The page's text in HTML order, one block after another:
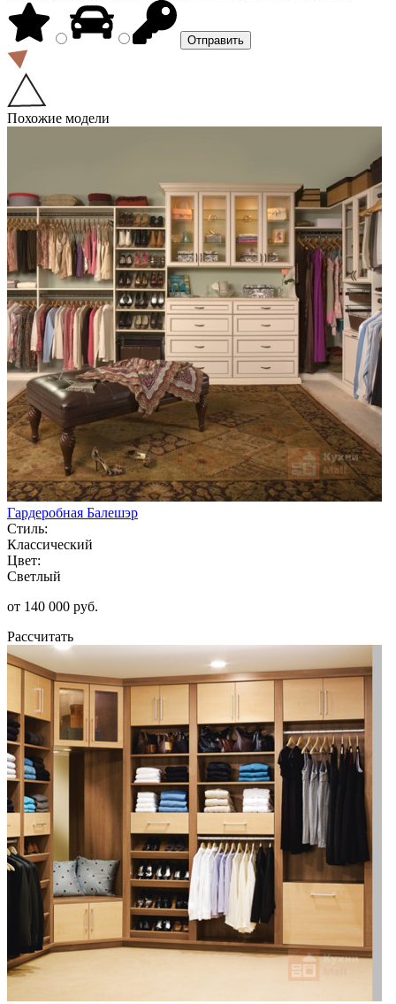
Похожие модели
Гардеробная Балешэр
Стиль:
Классический
Цвет:
Светлый
от 140 000 руб.
Рассчитать